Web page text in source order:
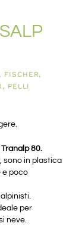
, FISCHER,
, PELLI
80.
sono in plastica
e poco
per
neve.